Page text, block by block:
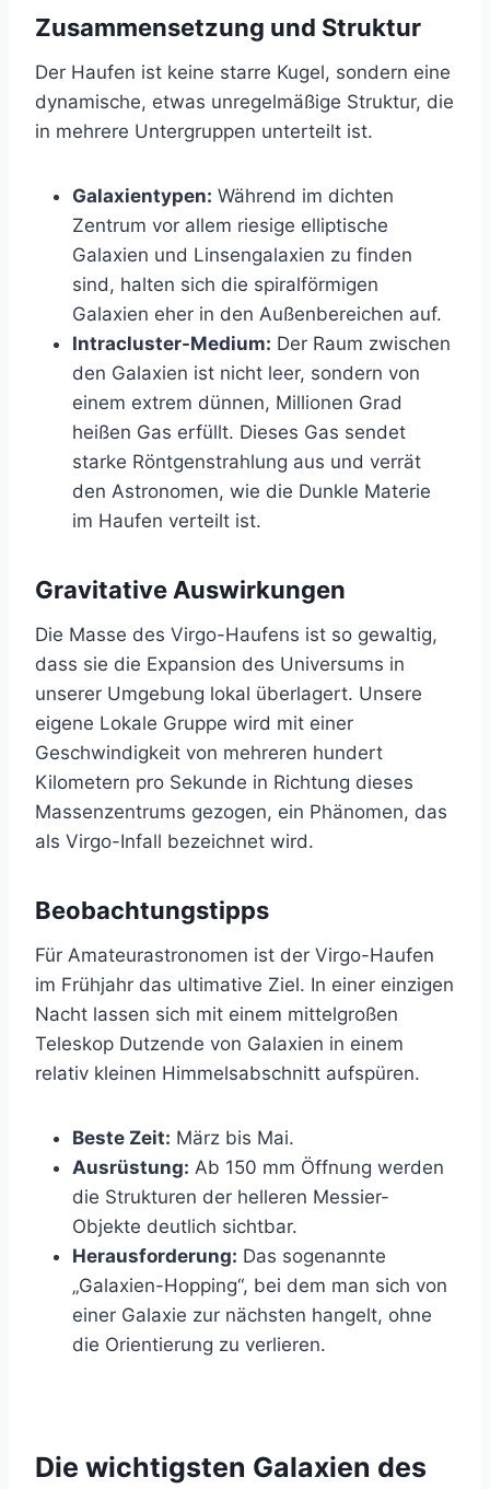
Zusammensetzung und Struktur
Der Haufen ist keine starre Kugel, sondern eine
dynamische, etwas unregelmäßige Struktur, die
in mehrere Untergruppen unterteilt ist.
Galaxientypen: Während im dichten
Zentrum vor allem riesige elliptische
Galaxien und Linsengalaxien zu finden
sind, halten sich die spiralförmigen
Galaxien eher in den Außenbereichen auf.
Intracluster-Medium: Der Raum zwischen
den Galaxien ist nicht leer, sondern von
einem extrem dünnen, Millionen Grad
heißen Gas erfüllt. Dieses Gas sendet
starke Röntgenstrahlung aus und verrät
den Astronomen, wie die Dunkle Materie
im Haufen verteilt ist.
Gravitative Auswirkungen
Die Masse des Virgo-Haufens ist so gewaltig,
dass sie die Expansion des Universums in
unserer Umgebung lokal überlagert. Unsere
eigene Lokale Gruppe wird mit einer
Geschwindigkeit von mehreren hundert
Kilometern pro Sekunde in Richtung dieses
Massenzentrums gezogen, ein Phänomen, das
als Virgo-Infall bezeichnet wird.
Beobachtungstipps
Für Amateurastronomen ist der Virgo-Haufen
im Frühjahr das ultimative Ziel. In einer einzigen
Nacht lassen sich mit einem mittelgroßen
Teleskop Dutzende von Galaxien in einem
relativ kleinen Himmelsabschnitt aufspüren.
Beste Zeit: März bis Mai.
Ausrüstung: Ab 150 mm Öffnung werden
die Strukturen der helleren Messier-
Objekte deutlich sichtbar.
Herausforderung: Das sogenannte
„Galaxien-Hopping“, bei dem man sich von
einer Galaxie zur nächsten hangelt, ohne
die Orientierung zu verlieren.
Die wichtigsten Galaxien des